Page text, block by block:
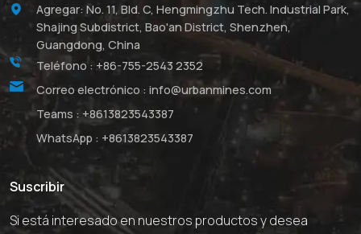
Agregar: No. 11, Bld. C, Hengmingzhu Tech. Industrial Park,
Shajing Subdistrict, Bao'an District, Shenzhen,
Guangdong, China
Teléfono : +86-755-2543 2352
Correo electrónico : info@urbanmines.com
Teams : +8613823543387
WhatsApp : +8613823543387
Suscribir
Si está interesado en nuestros productos y desea